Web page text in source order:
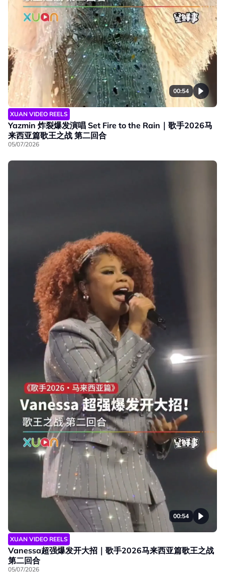
00:54
XUAN VIDEO REELS
Yazmin 炸裂爆发演唱 Set Fire to the Rain｜歌手2026马
来西亚篇歌王之战 第二回合
05/07/2026
00:54
XUAN VIDEO REELS
Vanessa超强爆发开大招｜歌手2026马来西亚篇歌王之战
第二回合
05/07/2026